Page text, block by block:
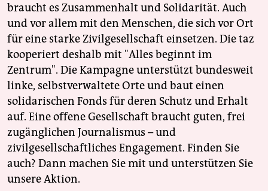
braucht es Zusammenhalt und Solidarität. Auch
und vor allem mit den Menschen, die sich vor Ort
für eine starke Zivilgesellschaft einsetzen. Die taz
kooperiert deshalb mit "Alles beginnt im
Zentrum". Die Kampagne unterstützt bundesweit
linke, selbstverwaltete Orte und baut einen
solidarischen Fonds für deren Schutz und Erhalt
auf. Eine offene Gesellschaft braucht guten, frei
zugänglichen Journalismus – und
zivilgesellschaftliches Engagement. Finden Sie
auch? Dann machen Sie mit und unterstützen Sie
unsere Aktion.